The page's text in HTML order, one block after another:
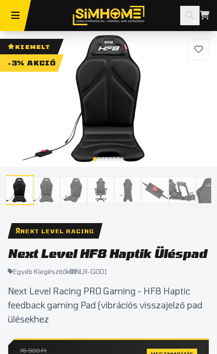
KIEMELT
-3% AKCIÓ
NEXT LEVEL RACING
Next Level HF8 Haptik Üléspad
Egyéb Kiegészitők NLR-G001
Next Level Racing PRO Gaming - HF8 Haptic
feedback gaming Pad (vibrációs visszajelző pad
ülésekhez
76 900 Ft